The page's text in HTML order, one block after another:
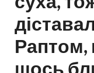
Раптом,
щось